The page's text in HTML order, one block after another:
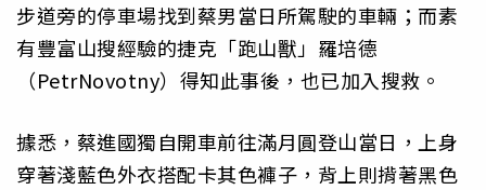
步道旁的停車場找到蔡男當日所駕駛的車輛；而素
有豐富山搜經驗的捷克「跑山獸」羅培德
（PetrNovotny）得知此事後，也已加入搜救。
據悉，蔡進國獨自開車前往滿月圓登山當日，上身
穿著淺藍色外衣搭配卡其色褲子，背上則揹著黑色